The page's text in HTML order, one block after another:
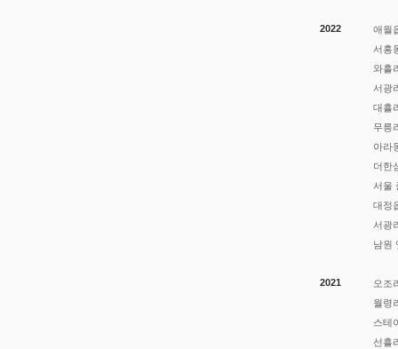
2022
2021
애월
서홍
와흘
서광
대흘
무릉
아라
더한
서울
대정
서광
남원
오조
월령
스테
선흘